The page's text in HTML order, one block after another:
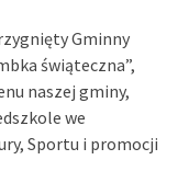
Gminny
świąteczna”,
naszej gminy,
we
Sportu i promocji